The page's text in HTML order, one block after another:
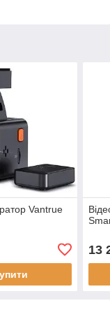
Vantrue
13